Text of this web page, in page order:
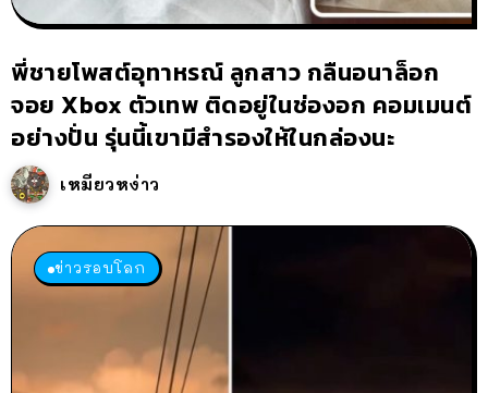
พี่ชายโพสต์อุทาหรณ์ ลูกสาว กลืนอนาล็อก
จอย Xbox ตัวเทพ ติดอยู่ในช่องอก คอมเมนต์
อย่างปั่น รุ่นนี้เขามีสำรองให้ในกล่องนะ
เหมียวหง่าว
ข่าวรอบโลก